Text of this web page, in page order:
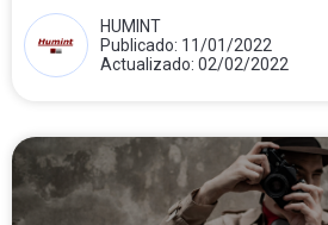
HUMINT
Publicado: 11/01/2022
Actualizado: 02/02/2022